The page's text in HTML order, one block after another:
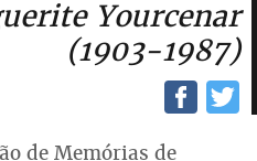
Yourcenar
(1903-1987)
de Memórias de